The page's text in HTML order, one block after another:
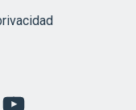
YouTube